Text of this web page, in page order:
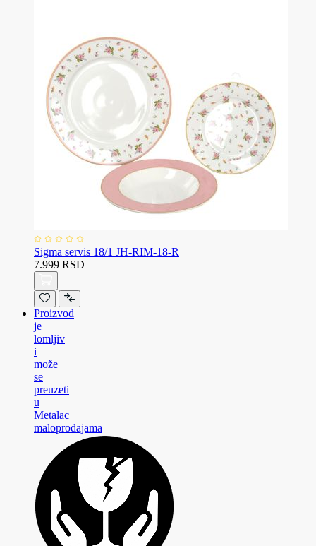
Sigma servis 18/1 JH-RIM-18-R
7.999 RSD
Proizvod
je
lomljiv
i
može
se
preuzeti
u
Metalac
maloprodajama